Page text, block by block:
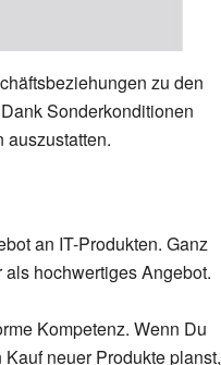
zu den
Sonderkonditionen
auszustatten.
an IT-Produkten. Ganz
hochwertiges Angebot.
Kompetenz. Wenn Du
neuer Produkte planst,